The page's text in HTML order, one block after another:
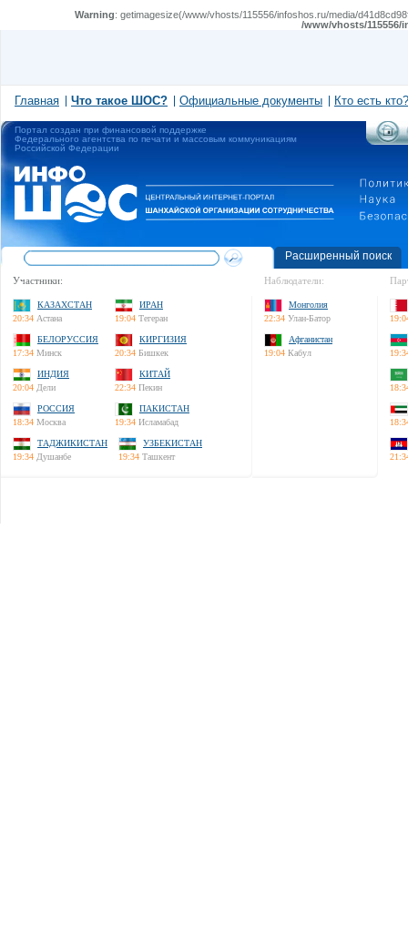
Warning: getimagesize(/www/vhosts/115556/infoshos.ru/media/
/www/vhosts/
Главная Что такое ШОС? Официальные документы Кто есть кто?
Портал создан при финансовой поддержке
Федерального агентства по печати и массовым коммуникациям
Российской Федерации
Расширенный поиск
Участники:
КАЗАХСТАН
20:34 Астана
ИРАН
19:04 Тегеран
БЕЛОРУССИЯ
17:34 Минск
КИРГИЗИЯ
20:34 Бишкек
ИНДИЯ
20:04 Дели
КИТАЙ
22:34 Пекин
РОССИЯ
18:34 Москва
ПАКИСТАН
19:34 Исламабад
ТАДЖИКИСТАН
19:34 Душанбе
УЗБЕКИСТАН
19:34 Ташкент
Наблюдатели:
Монголия
22:34 Улан-Батор
Афганистан
19:04 Кабул